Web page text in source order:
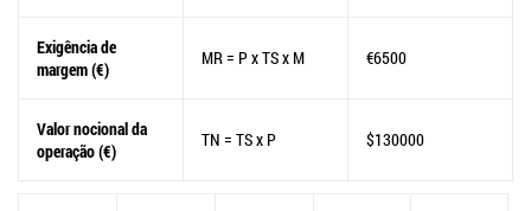
Exigência de
margem (€)
MR = P x TS x M €6500
Valor nocional da
operação (€)
TN = TS x P $130000